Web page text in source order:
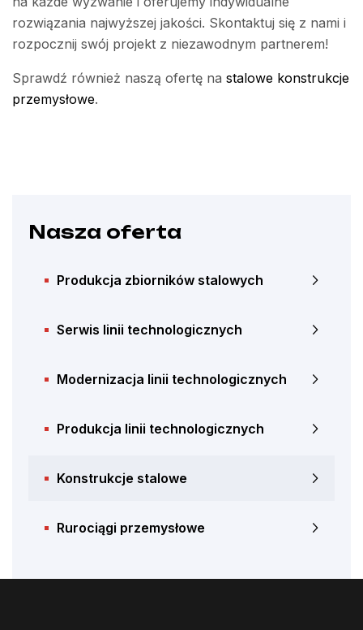
Nasza oferta
Produkcja zbiorników stalowych
Serwis linii technologicznych
Modernizacja linii technologicznych
Produkcja linii technologicznych
Konstrukcje stalowe
Rurociągi przemysłowe
rozwiązania najwyższej jakości. Skontaktuj się z nami i
rozpocznij swój projekt z niezawodnym partnerem!
Sprawdź również naszą ofertę na stalowe konstrukcje
przemysłowe.